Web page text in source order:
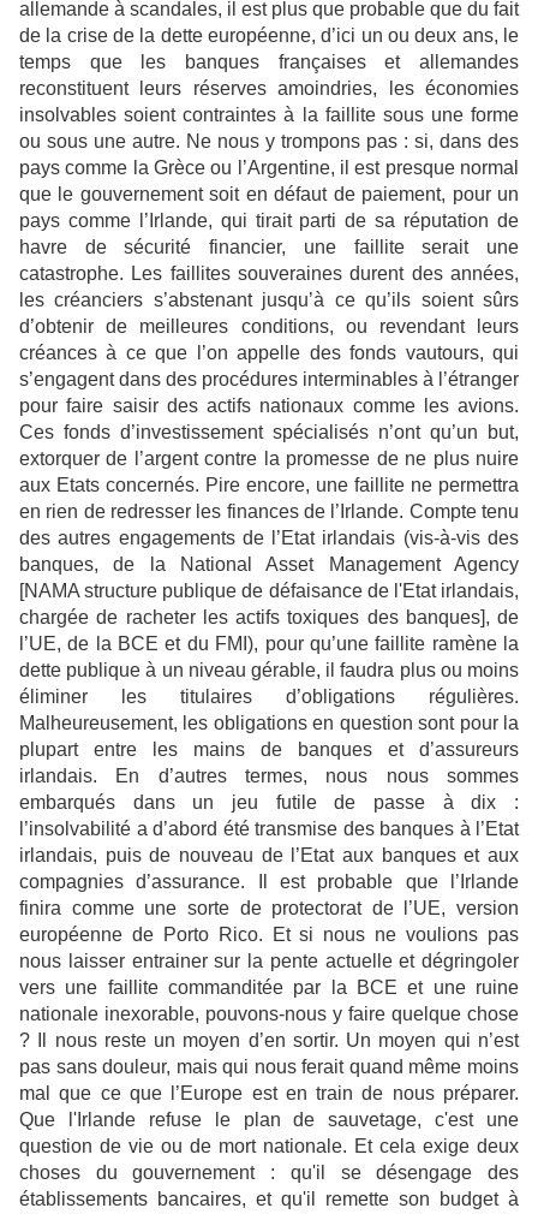
allemande à scandales, il est plus que probable que du fait
de la crise de la dette européenne, d’ici un ou deux ans, le
temps que les banques françaises et allemandes
reconstituent leurs réserves amoindries, les économies
insolvables soient contraintes à la faillite sous une forme
ou sous une autre. Ne nous y trompons pas : si, dans des
pays comme la Grèce ou l’Argentine, il est presque normal
que le gouvernement soit en défaut de paiement, pour un
pays comme l’Irlande, qui tirait parti de sa réputation de
havre de sécurité financier, une faillite serait une
catastrophe. Les faillites souveraines durent des années,
les créanciers s’abstenant jusqu’à ce qu’ils soient sûrs
d’obtenir de meilleures conditions, ou revendant leurs
créances à ce que l’on appelle des fonds vautours, qui
s’engagent dans des procédures interminables à l’étranger
pour faire saisir des actifs nationaux comme les avions.
Ces fonds d’investissement spécialisés n’ont qu’un
but,
extorquer de l’argent contre la promesse de ne plus nuire
aux Etats concernés. Pire encore, une faillite ne permettra
en rien de redresser les finances de l’Irlande. Compte tenu
des autres engagements de l’Etat irlandais (vis-à-vis des
banques, de la National Asset
Management Agency
[NAMA structure publique de défaisance de l'Etat irlandais,
chargée de racheter les actifs toxiques des banques], de
l’UE, de la BCE et du FMI), pour qu’une faillite ramène la
dette publique à un niveau gérable, il faudra plus ou moins
éliminer les titulaires
d’obligations régulières.
Malheureusement, les obligations en question sont pour la
plupart
entre les mains de banques et d’assureurs
irlandais. En d’autres termes, nous nous sommes
embarqués dans un jeu futile de passe à dix :
l’insolvabilité a d’abord été transmise des banques à l’Etat
irlandais, puis de nouveau de l’Etat aux banques et aux
compagnies
d’assurance. Il est probable que l’Irlande
finira comme une sorte de protectorat de l’UE, version
européenne de Porto Rico. Et si nous ne voulions pas
nous laisser entrainer sur la pente actuelle et dégringoler
vers une faillite commanditée par la BCE et une ruine
nationale inexorable, pouvons-nous y faire quelque chose
? Il nous reste un moyen d’en sortir. Un moyen qui n’est
pas sans douleur, mais qui nous ferait quand même moins
mal que ce que
l’Europe est en train de nous préparer.
Que l'Irlande refuse le plan de sauvetage, c'est une
question de vie ou de mort nationale. Et cela exige deux
choses du gouvernement : qu'il se
désengage des
établissements bancaires, et qu'il remette son budget à